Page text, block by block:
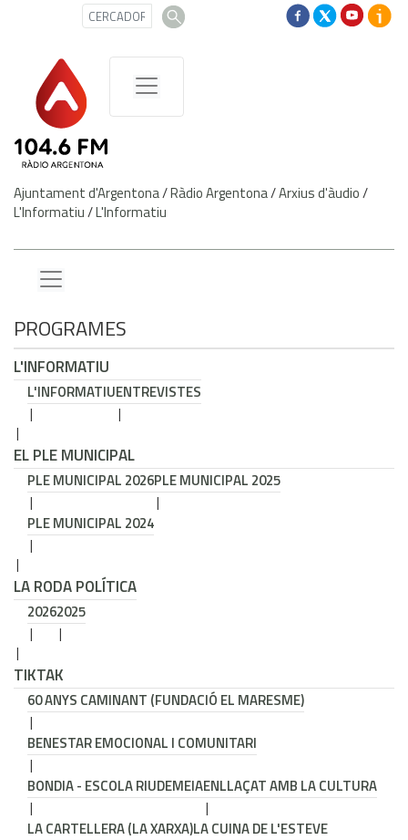
Ajuntament d'Argentona/Ràdio Argentona/Arxius d'àudio/
L'Informatiu/L'Informatiu
PROGRAMES
L'INFORMATIU
L'INFORMATIUENTREVISTES
EL PLE MUNICIPAL
PLE MUNICIPAL 2026PLE MUNICIPAL 2025
PLE MUNICIPAL 2024
LA RODA POLÍTICA
20262025
TIKTAK
60 ANYS CAMINANT (FUNDACIÓ EL MARESME)
BENESTAR EMOCIONAL I COMUNITARI
BONDIA - ESCOLA RIUDEMEIAENLLAÇAT AMB LA CULTURA
LA CARTELLERA (LA XARXA)LA CUINA DE L'ESTEVE